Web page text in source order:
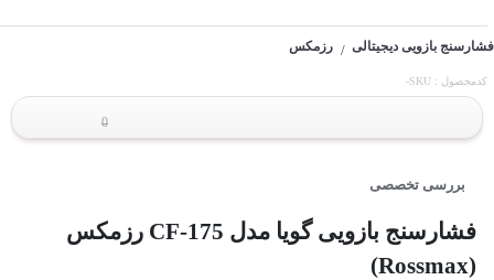
فشارسنج بازویی دیجیتالی / رزمکس
کدمحصول : SKU-
0
بررسی تخصصی
فشارسنج بازویی گویا مدل CF-175 رزمکس
(Rossmax)